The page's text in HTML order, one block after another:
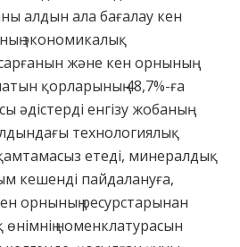
алдын ала бағалау кен
экономикалық
және кен орнының
қорларының 48,7%-ға
әдістерді енгізу жобаның
технологиялық
етеді, минералдық
кешенді пайдалануға,
орнының ресурстарынан
өнімнің номенклатурасын